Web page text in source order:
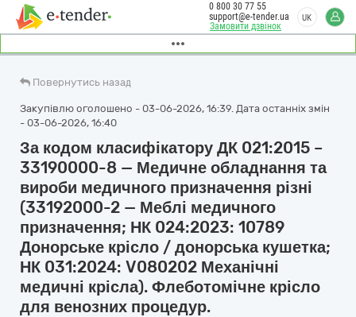
Замовити дзвінок
0 800 30 77 55
support@e-tender.ua
UK
Повернутись назад
Закупівлю оголошено - 03-06-2026, 16:39. Дата останніх змін
- 03-06-2026, 16:40
За кодом класифікатору ДК 021:2015 –
33190000-8 — Медичне обладнання та
вироби медичного призначення різні
(33192000-2 — Меблі медичного
призначення; НК 024:2023: 10789
Донорське крісло / донорська кушетка;
НК 031:2024: V080202 Механічні
медичні крісла). Флеботомічне крісло
для венозних процедур.